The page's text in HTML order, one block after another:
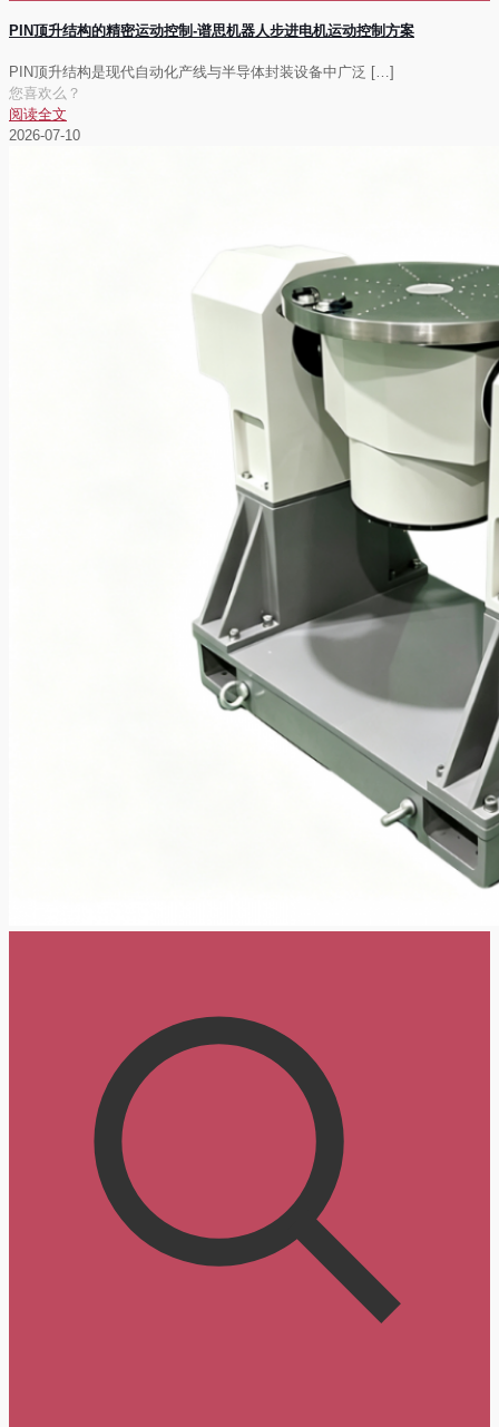
PIN顶升结构的精密运动控制-谱思机器人步进电机运动控制方案
PIN顶升结构是现代自动化产线与半导体封装设备中广泛 […]
您喜欢么？
阅读全文
2026-07-10